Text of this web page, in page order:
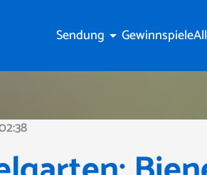
Sendung arrow_drop_down Gewinnspiele